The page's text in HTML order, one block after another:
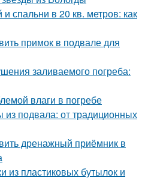
спальни в 20 кв. метров: как
примок в подвале для
заливаемого погреба:
влаги в погребе
подвала: от традиционных
дренажный приёмник в
из пластиковых бутылок и